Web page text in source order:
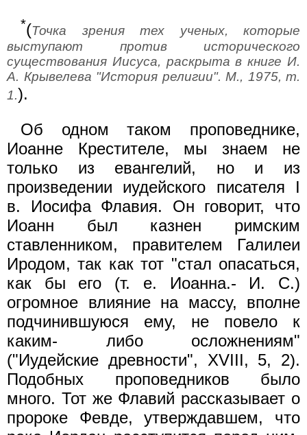
*(Точка зрения тех ученых, которые
выступают против исторического
существования Иисуса, раскрыта в книге И.
А. Крывелева "История религии". М., 1975, т.
1.).
Об одном таком проповеднике,
Иоанне Крестителе, мы знаем не
только из евангелий, но и из
произведении иудейского писателя I
в. Иосифа Флавия. Он говорит, что
Иоанн был казнен римским
ставленником, правителем Галилеи
Иродом, так как тот "стал опасаться,
как бы его (т. е. Иоанна.- И. С.)
огромное влияние на массу, вполне
подчинившуюся ему, не повело к
каким- либо осложнениям"
("Иудейские древности", XVIII, 5, 2).
Подобных проповедников было
много. Тот же Флавий рассказывает о
пророке Февде, утверждавшем, что